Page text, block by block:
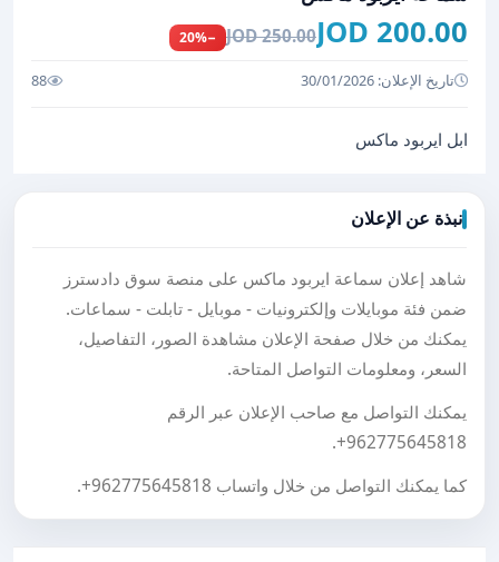
200.00 JOD
250.00 JOD
−20%
تاريخ الإعلان: 30/01/2026 88
ابل ايربود ماكس
نبذة عن الإعلان
شاهد إعلان سماعة ايربود ماكس على منصة سوق دادسترز
ضمن فئة موبايلات وإلكترونيات - موبايل - تابلت - سماعات.
يمكنك من خلال صفحة الإعلان مشاهدة الصور، التفاصيل،
السعر، ومعلومات التواصل المتاحة.
يمكنك التواصل مع صاحب الإعلان عبر الرقم
+962775645818
.
كما يمكنك التواصل من خلال واتساب +962775645818
.